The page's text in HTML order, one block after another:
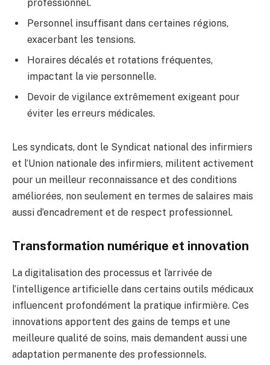
professionnel.
Personnel insuffisant dans certaines régions,
exacerbant les tensions.
Horaires décalés et rotations fréquentes,
impactant la vie personnelle.
Devoir de vigilance extrêmement exigeant pour
éviter les erreurs médicales.
Les syndicats, dont le Syndicat national des infirmiers
et l’Union nationale des infirmiers, militent activement
pour un meilleur reconnaissance et des conditions
améliorées, non seulement en termes de salaires mais
aussi d’encadrement et de respect professionnel.
Transformation numérique et innovation
La digitalisation des processus et l’arrivée de
l’intelligence artificielle dans certains outils médicaux
influencent profondément la pratique infirmière. Ces
innovations apportent des gains de temps et une
meilleure qualité de soins, mais demandent aussi une
adaptation permanente des professionnels.